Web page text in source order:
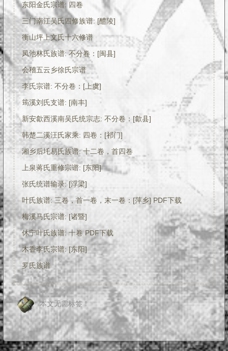
东阳金氏宗谱: 四卷
三门南江吴氏四修族谱: [醴陵]
衡山坪上文氏十六修谱
凤池林氏族谱: 不分卷：[闽县]
会稽五云乡徐氏宗谱
李氏宗谱: 不分卷：[上虞]
筠溪刘氏支谱: [南丰]
新安歙西溪南吴氏统宗志: 不分卷：[歙县]
韩楚二溪汪氏家乘: 四卷：[祁门]
湘乡后圫易氏族谱: 十二卷，首四卷
上泉蒋氏重修宗谱: [东阳]
张氏统谱输录: [浮梁]
叶氏族谱: 三卷，首一卷，末一卷：[萍乡] PDF下载
梅溪马氏宗谱: [诸暨]
休宁叶氏族谱: 十卷 PDF下载
木香李氏宗谱: [东阳]
罗氏族谱
本文无需标签！